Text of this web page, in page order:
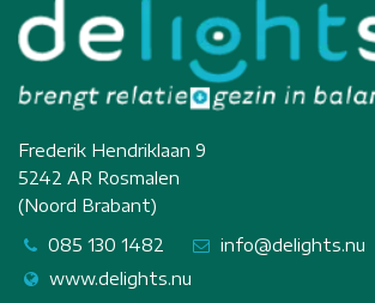
Frederik Hendriklaan 9
5242 AR Rosmalen
(Noord Brabant)
085 130 1482
info@delights.nu
www.delights.nu